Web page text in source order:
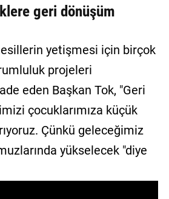
geri dönüşüm
yetişmesi için birçok
projeleri
eden Başkan Tok, "Geri
çocuklarımıza küçük
Çünkü geleceğimiz
yükselecek "diye